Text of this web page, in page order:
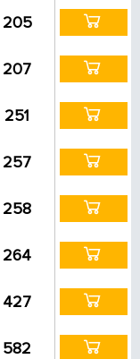
205
207
251
257
258
264
427
582